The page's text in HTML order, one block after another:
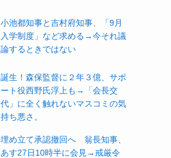
小池都知事と吉村府知事、「9月
入学制度」など求める→今それ議
論するときではない
誕生！森保監督に２年３億、サポ
ート役西野氏浮上も→「会長交
代」に全く触れないマスコミの気
持ち悪さ。
埋め立て承認撤回へ 翁長知事、
あす27日10時半に会見→戒厳令